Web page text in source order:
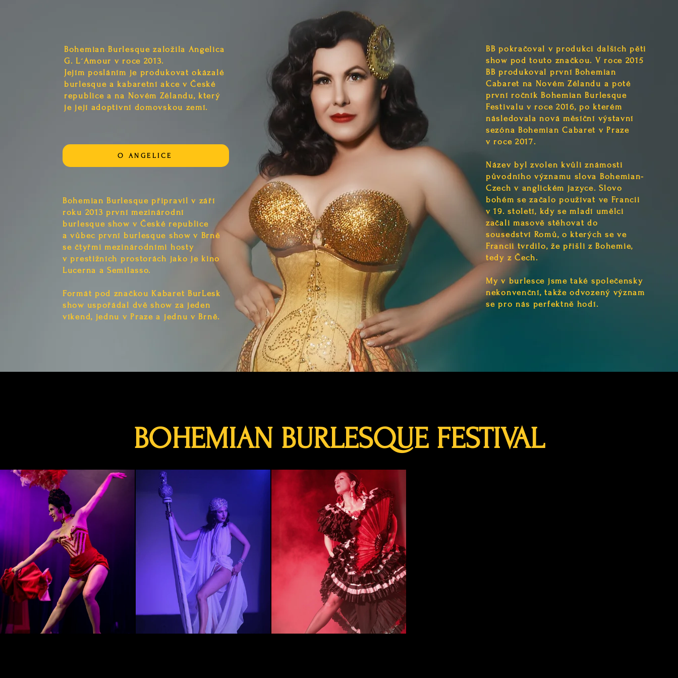
Bohemian Burlesque založila Angelica
G. L´Amour v roce 2013.
Jejím posláním je produkovat okázalé
burlesque a kabaretní akce v České
republice a na Novém Zélandu, který
je její adoptivní domovskou zemí.
O ANGELICE
Bohemian Burlesque připravil v září
roku 2013 první mezinárodní
burlesque show v České republice
a vůbec první burlesque show v Brně
se čtyřmi mezinárodními hosty
v prestižních prostorách jako je kino
Lucerna a Semilasso.
Formát pod značkou Kabaret BurLesk
show uspořádal dvě show za jeden
víkend, jednu v Praze a jednu v Brně.
BB pokračoval v produkci dalších pěti
show pod touto značkou. V roce 2015
BB produkoval první Bohemian
Cabaret na Novém Zélandu a poté
první ročník Bohemian Burlesque
Festivalu v roce 2016, po kterém
následovala nová měsíční výstavní
sezóna Bohemian Cabaret v Praze
v roce 2017.
Název byl zvolen kvůli známosti
původního významu slova Bohemian-
Czech v anglickém jazyce. Slovo
bohém se začalo používat ve Francii
v 19. století, kdy se mladí umělci
začali masově stěhovat do
sousedství Romů, o kterých se ve
Francii tvrdilo, že přišli z Bohemie,
tedy z Čech.
My v burlesce jsme také společensky
nekonvenční, takže odvozený význam
se pro nás perfektně hodí.
BOHEMIAN BURLESQUE FESTIVAL